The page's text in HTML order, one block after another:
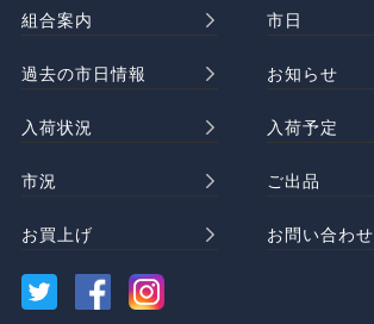
組合案内 市日
過去の市日情報 お知らせ
入荷状況 入荷予定
市況 ご出品
お買上げ お問い合わせ